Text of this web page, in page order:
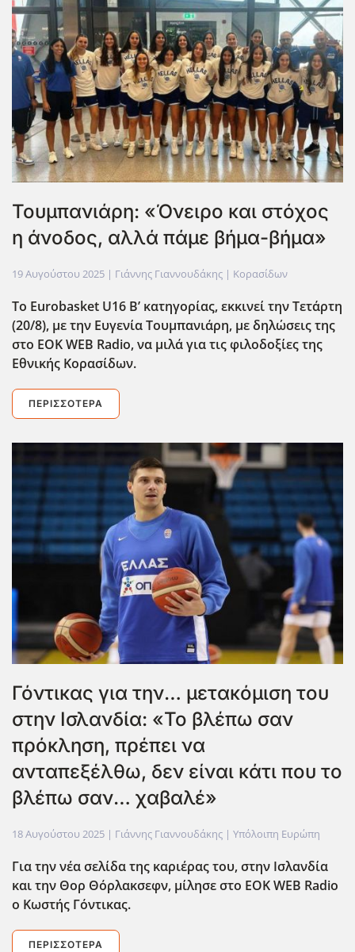
Τουμπανιάρη: «Όνειρο και στόχος
η άνοδος, αλλά πάμε βήμα-βήμα»
19 Αυγούστου 2025 | Γιάννης Γιαννουδάκης | Κορασίδων
Το Eurobasket U16 Β’ κατηγορίας, εκκινεί την Τετάρτη
(20/8), με την Ευγενία Τουμπανιάρη, με δηλώσεις της
στο EOKWEB Radio, να μιλά για τις φιλοδοξίες της
Εθνικής Κορασίδων.
ΠΕΡΙΣΣΌΤΕΡΑ
Γόντικας για την… μετακόμιση του
στην Ισλανδία: «Το βλέπω σαν
πρόκληση, πρέπει να
ανταπεξέλθω, δεν είναι κάτι που το
βλέπω σαν… χαβαλέ»
18 Αυγούστου 2025 | Γιάννης Γιαννουδάκης | Υπόλοιπη Ευρώπη
Για την νέα σελίδα της καριέρας του, στην Ισλανδία
και την Θορ Θόρλακσεφν, μίλησε στο EOKWEB Radio
ο Κωστής Γόντικας.
ΠΕΡΙΣΣΌΤΕΡΑ